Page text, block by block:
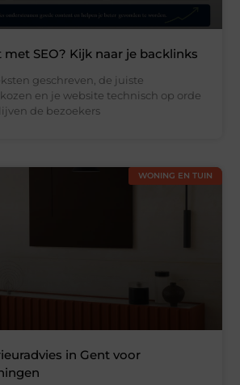
met SEO? Kijk naar je backlinks
geschreven, de juiste
en je website technisch op orde
de bezoekers
WONING EN TUIN
in Gent voor